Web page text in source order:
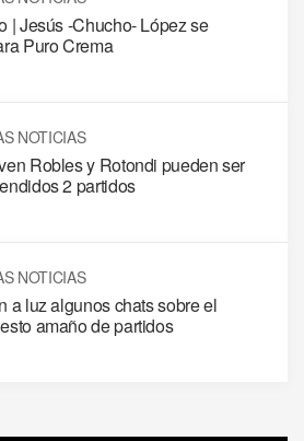
| Jesús -Chucho- López se
Puro Crema
NOTICIAS
Robles y Rotondi pueden ser
2 partidos
NOTICIAS
a luz algunos chats sobre el
amaño de partidos